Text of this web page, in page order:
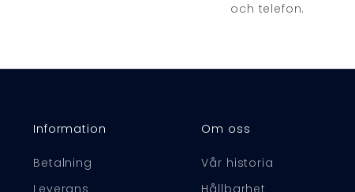
och telefon.
Information
Betalning
Om oss
Vår historia